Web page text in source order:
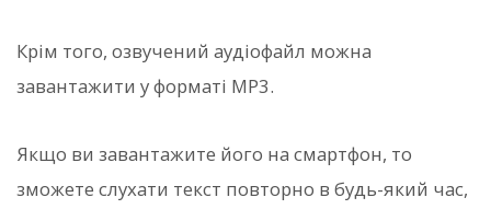
Крім того, озвучений аудіофайл можна
завантажити у форматі MP3.
Якщо ви завантажите його на смартфон, то
зможете слухати текст повторно в будь-який час,